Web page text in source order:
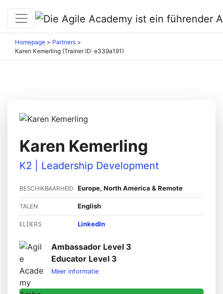
Homepage > Partners >
Karen Kemerling (Trainer ID: e339a191)
Karen Kemerling
K2 | Leadership Development
BESCHIKBAARHEID Europe, North America & Remote
TALEN English
ELDERS LinkedIn
Ambassador Level 3
Educator Level 3
Meer informatie